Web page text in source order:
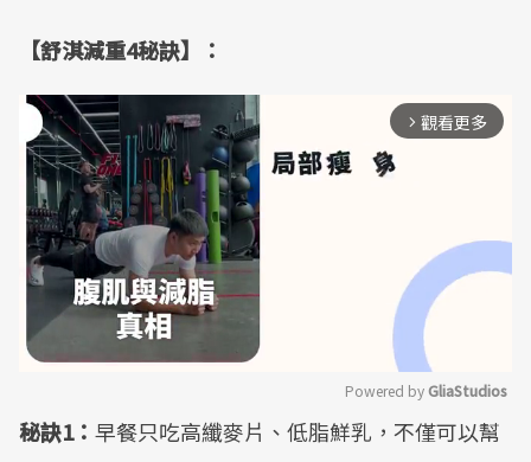
【舒淇減重4秘訣】：
arrow_forward_ios 觀看更多
Mute
Powered by GliaStudios
秘訣1： 早餐只吃高纖麥片、低脂鮮乳，不僅可以幫